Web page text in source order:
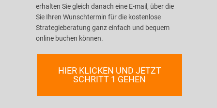
erhalten Sie gleich danach eine E-mail, über die
Sie Ihren Wunschtermin für die kostenlose
Strategieberatung ganz einfach und bequem
online buchen können.
HIER KLICKEN UND JETZT
SCHRITT 1 GEHEN